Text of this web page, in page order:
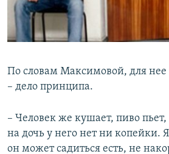
По словам Максимовой, для
– дело принципа.
– Человек же кушает, пиво
на дочь у него нет ни копейки.
он может садиться есть, не